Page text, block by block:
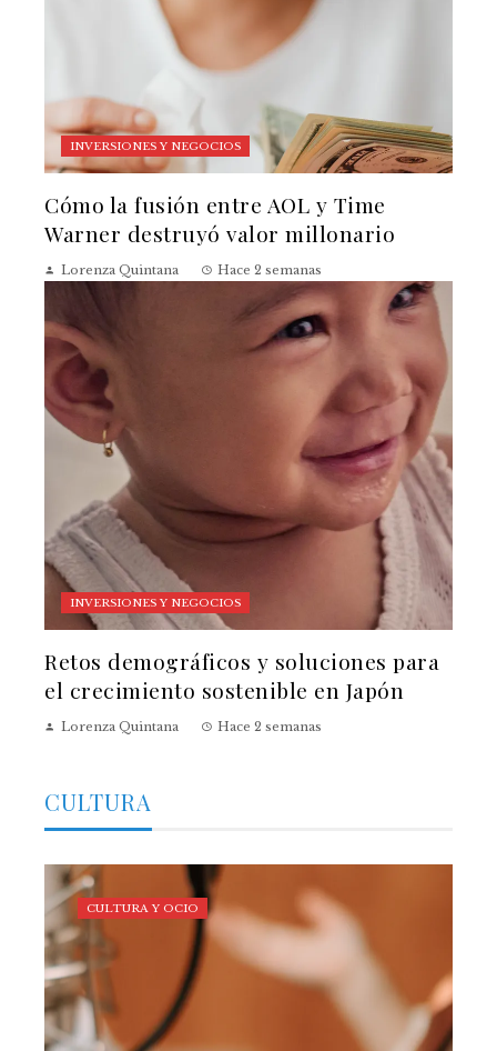
INVERSIONES Y NEGOCIOS
Cómo la fusión entre AOL y Time
Warner destruyó valor millonario
Lorenza Quintana Hace 2 semanas
INVERSIONES Y NEGOCIOS
Retos demográficos y soluciones para
el crecimiento sostenible en Japón
Lorenza Quintana Hace 2 semanas
CULTURA
CULTURA Y OCIO